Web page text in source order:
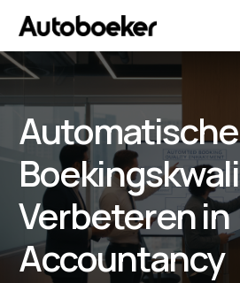
Automatische
Verbeteren in
Accountancy